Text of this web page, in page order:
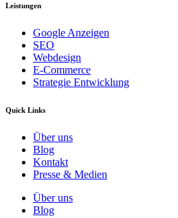
Leistungen
Google Anzeigen
SEO
Webdesign
E-Commerce
Strategie Entwicklung
Quick Links
Über uns
Blog
Kontakt
Presse & Medien
Über uns
Blog